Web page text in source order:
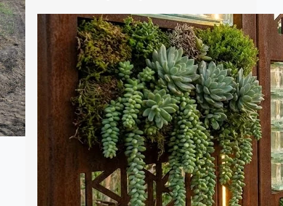
Ozdoby w ogrodzie – moda na 2026
Rok 2026 w architekturze krajobrazu to
czas, w którym granica między surową
naturą a zaawansowaną technologią
ostatecznie się zaciera. Ogród przestał
być tylko dodatkiem do domu – stał się
jego „zewnętrznym salonem”,
sanktuarium spokoju i manifestem
ekologicznej świadomości. Oto
najważniejsze trendy w dekoracjach
ogrodowych, które dominują w tym